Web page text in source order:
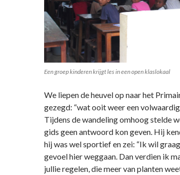
Een groep kinderen krijgt les in een open klaslokaal
We liepen de heuvel op naar het
gezegd: “wat ooit weer een
Tijdens de wandeling omhoog stelde
gids geen antwoord kon geven. Hij
hij was wel sportief en zei: “Ik wil
gevoel hier weggaan. Dan verdien ik
jullie regelen, die meer van planten